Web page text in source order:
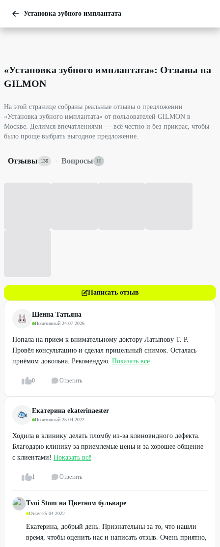
Установка зубного имплантата
«Установка зубного имплантата»: Отзывы на
GILMON
На этой странице собраны реальные отзывы о предложении
«Установка зубного имплантата» от пользователей GILMON в
Москве. Делимся впечатлениями — всё честно и без прикрас, чтобы
было проще выбрать выгодное предложение.
Отзывы 136 · Вопросы 16
Написать отзыв
Шеина Татьяна
Позитивный·24.07.2026
Попала на прием к внимательному доктору Латыпову Т. Р.
Провёл консультацию и сделал прицельный снимок. Осталась
приёмом довольна. Рекомендую. Показать всё
0 Ответить
Екатерина ekaterinaester
Позитивный·25.04.2022
Ходила в клинику делать пломбу из-за клиновидного дефекта.
Благодарю клинику за приемлемые цены и за хорошее общение
с клиентами! Показать всё
1 Ответить
Tvoi Stom на Цветном бульваре
Ответ·25.04.2022
Екатерина, добрый день. Признательны за то, что нашли
время, чтобы оценить нас и написать отзыв. Очень приятно,